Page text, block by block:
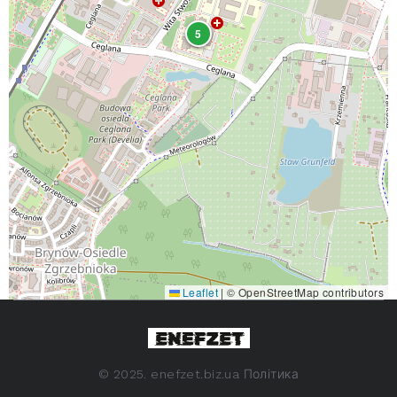
5
Leaflet | © OpenStreetMap contributors
© 2025. enefzet.biz.ua Політика